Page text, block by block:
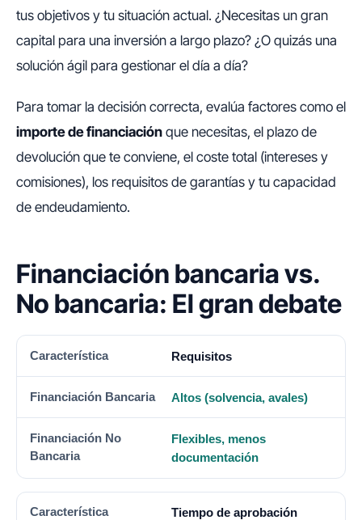
tus objetivos y tu situación actual. ¿Necesitas un gran
capital para una inversión a largo plazo? ¿O quizás una
solución ágil para gestionar el día a día?
Para tomar la decisión correcta, evalúa factores como el
importe de financiación que necesitas, el plazo de
devolución que te conviene, el coste total (intereses y
comisiones), los requisitos de garantías y tu capacidad
de endeudamiento.
Financiación bancaria vs.
No bancaria: El gran debate
CARACTERÍSTICA FINANCIACIÓN BANCARIA
Requisitos
Altos (solvencia, avales)
Flexibles, menos
documentación
Tiempo de aprobación